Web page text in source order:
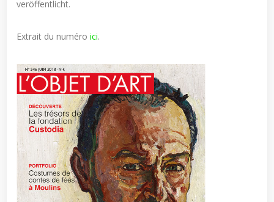
veröffentlicht.
Extrait du numéroici.